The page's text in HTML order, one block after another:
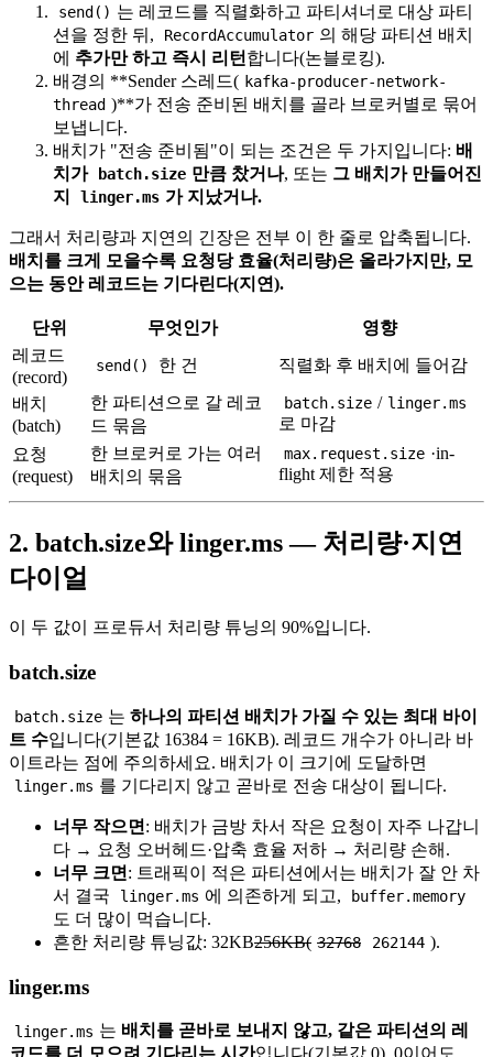
send() 는 레코드를 직렬화하고 파티셔너로 대상 파티
션을 정한 뒤,
RecordAccumulator 의 해당 파티션 배치
에 추가만 하고 즉시 리턴 합니다(논블로킹).
배경의 **Sender 스레드( kafka-producer-network-
thread )**가 전송 준비된 배치를 골라 브로커별로 묶어
보냅니다.
배치가 "전송 준비됨"이 되는 조건은 두 가지입니다: 배
치가
batch.size 만큼 찼거나, 또는 그 배치가 만들어진
지
linger.ms 가 지났거나.
그래서 처리량과 지연의 긴장은 전부 이 한 줄로 압축됩니다.
배치를 크게 모을수록 요청당 효율(처리량)은 올라가지만, 모
으는 동안 레코드는 기다린다(지연).
단위 무엇인가
영향
레코드
(record)
send() 한 건 직렬화 후 배치에 들어감
배치
(batch)
한 파티션으로 갈 레코
드 묶음
batch.size / linger.ms
로 마감
요청
(request)
한 브로커로 가는 여러
배치의 묶음
max.request.size ·in-
flight 제한 적용
2. batch.size와 linger.ms — 처리량·지연
다이얼
이 두 값이 프로듀서 처리량 튜닝의 90%입니다.
batch.size
batch.size 는하나의 파티션 배치가 가질 수 있는 최대 바이
트 수입니다(기본값 16384 = 16KB). 레코드 개수가 아니라 바
이트라는 점에 주의하세요. 배치가 이 크기에 도달하면
linger.ms 를 기다리지 않고 곧바로 전송 대상이 됩니다.
너무 작으면 : 배치가 금방 차서 작은 요청이 자주 나갑니
다 → 요청 오버헤드·압축 효율 저하 → 처리량 손해.
너무 크면 : 트래픽이 적은 파티션에서는 배치가 잘 안 차
서 결국
linger.ms 에 의존하게 되고, buffer.memory
도 더 많이 먹습니다.
흔한 처리량 튜닝값: 32KB256KB( 32768 262144 ).
linger.ms
linger.ms 는 배치를 곧바로 보내지 않고, 같은 파티션의 레